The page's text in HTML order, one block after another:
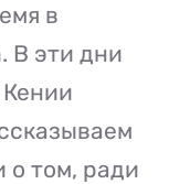
в
В эти дни
о том, ради